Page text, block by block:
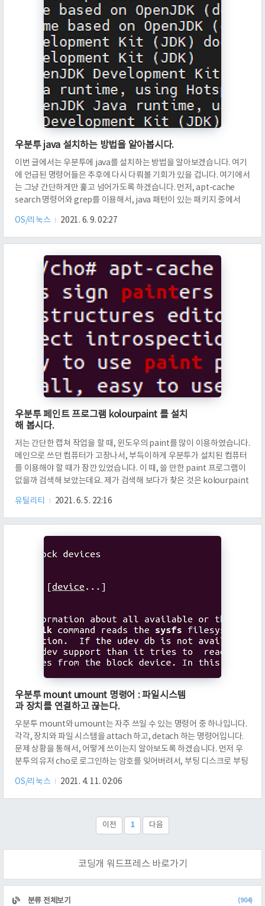
1970년 1월 1일 0시..
우분투 java 설치하는 방법을 알아봅시다.
이번 글에서는 우분투에 java를 설치하는 방법을 알아보겠습니다. 여기
에 언급된 명령어들은 추후에 다시 다뤄볼 기회가 있을 겁니다. 여기에서
는 그냥 간단하게만 훑고 넘어가도록 하겠습니다. 먼저, apt-cache
search 명령어와 grep를 이용해서, java 패턴이 있는 패키지 중에서
나오게 되었어요. 저는 처음에 openjdk-8-jre-headless를 설치해서,
왜 javac가 설치가 안 되었지? 하고 당황하였습니다. 당황하지 마시고,
설치하게 됩니다. apt-get install openjdk-8-jdk-headless 명령어
OS/리눅스 2021. 6. 9. 02:27
우분투 페인트 프로그램 kolourpaint 를 설치
해 봅시다.
저는 간단한 캡쳐 작업을 할 때, 윈도우의 paint를 많이 이용하였습니다.
메인으로 쓰던 컴퓨터가 고장나서, 부득이하게 우분투가 설치된 컴퓨터
를 이용해야 할 때가 잠깐 있었습니다. 이 때, 쓸 만한 paint 프로그램이
없을까 검색해 보았는데요. 제가 검색해 보다가 찾은 것은 kolourpaint
분투 기준으로 어떻게 설치하는지 소개해 보겠습니다. kolourpaint를
모르신다면, 찾는 수 밖에 없는데요. apt-cache search pattern은 패
다. apt-get instal..
유틸리티 2021. 6. 5. 22:16
우분투 mount umount 명령어 : 파일시스템
과 장치를 연결하고 끊는다.
우분투 mount와 umount는 자주 쓰일 수 있는 명령어 중 하나입니다.
각각, 장치와 파일 시스템을 attach 하고, detach 하는 명령어입니다.
문제 상황을 통해서, 어떻게 쓰이는지 알아보도록 하겠습니다. 먼저 우
분투의 유저 cho로 로그인하는 암호를 잊어버려서, 부팅 디스크로 부팅
장치에 있기 때문입니다. 그러면, 해당 디바이스에 대한 정보는 어디서
얻어올 수 있을까요? 이 질문에 대한 답변 중 하나는 lsblk를 이용하는
있습니다. 보시면, sda가 있고, sda1, sda2, sda5가 있음을 알 수 있는
데요. 아마도, 파티션일 겁니..
OS/리눅스 2021. 4. 11. 02:06
이전 1 다음
코딩개 워드프레스 바로가기
CATEGORY
분류 전체보기 (904)